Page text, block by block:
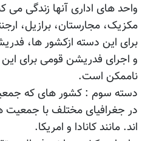
واحد های اداری آنها زندگی می
مکزیک، مجارستان، برازیل،
برای این دسته ازکشور ها،
و اجرای فدریشن قومی برای
ناممکن است.
دسته سوم : کشور های که
در جغرافیای مختلف با جمعیت
اند. مانند کانادا و امریکا.